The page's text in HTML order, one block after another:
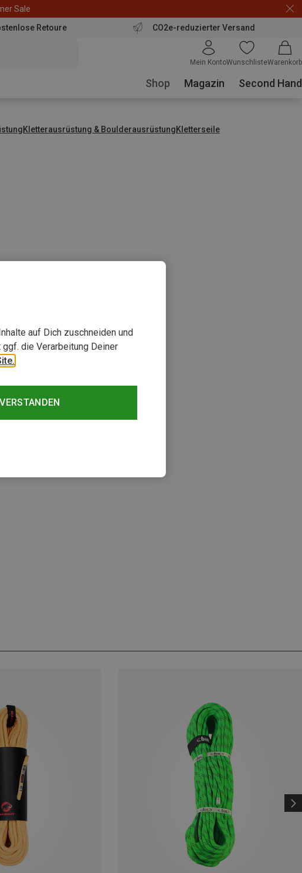
Sale
Retoure CO2e-reduzierter Versand
Mein KontoWunschlisteWarenkorb
Shop Magazin Second Hand
Kletterausrüstung & BoulderausrüstungKletterseile
auf Dich zuschneiden und
die Verarbeitung Deiner